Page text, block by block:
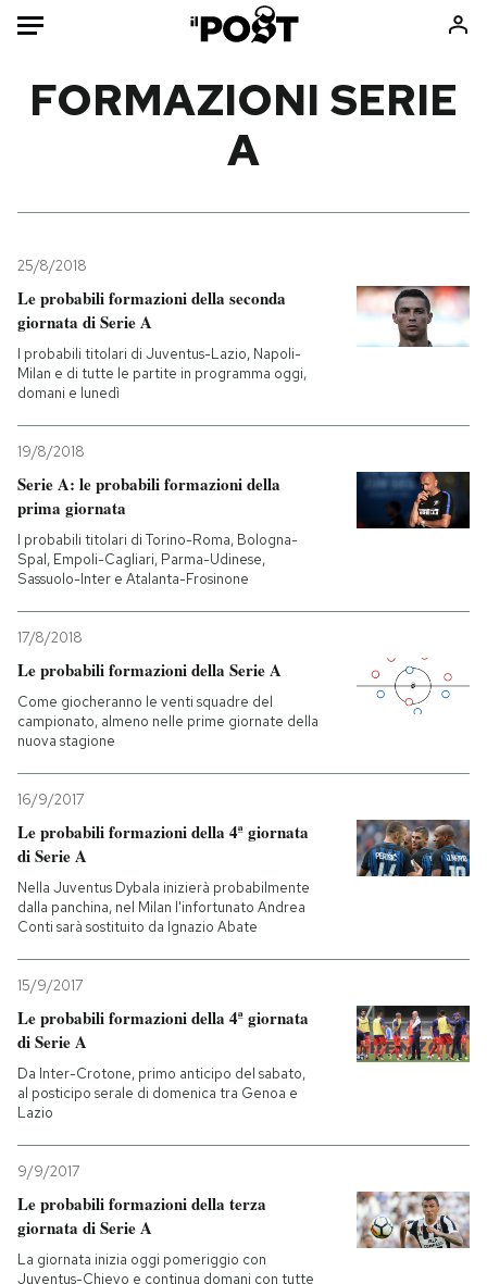
Mondo
Tecnologia
Internet
Cultura
Economia
Libri
Ok Boomer!
Europa
PODCAST
I MIEI PREFERITI
SHOP
AREA PERSONALE
Entra
FORMAZIONI SERIE
A
25/8/2018
Le probabili formazioni della seconda
giornata di Serie A
I probabili titolari di Juventus-Lazio, Napoli-
Milan e di tutte le partite in programma oggi,
domani e lunedì
19/8/2018
Serie A: le probabili formazioni della
prima giornata
I probabili titolari di Torino-Roma, Bologna-
Spal, Empoli-Cagliari, Parma-Udinese,
Sassuolo-Inter e Atalanta-Frosinone
17/8/2018
Le probabili formazioni della Serie A
Come giocheranno le venti squadre del
campionato, almeno nelle prime giornate della
nuova stagione
16/9/2017
Le probabili formazioni della 4ª giornata
di Serie A
Nella Juventus Dybala inizierà probabilmente
dalla panchina, nel Milan l'infortunato Andrea
Conti sarà sostituito da Ignazio Abate
15/9/2017
Le probabili formazioni della 4ª giornata
di Serie A
Da Inter-Crotone, primo anticipo del sabato,
al posticipo serale di domenica tra Genoa e
Lazio
9/9/2017
Le probabili formazioni della terza
giornata di Serie A
La giornata inizia oggi pomeriggio con
Juventus-Chievo e continua domani con tutte